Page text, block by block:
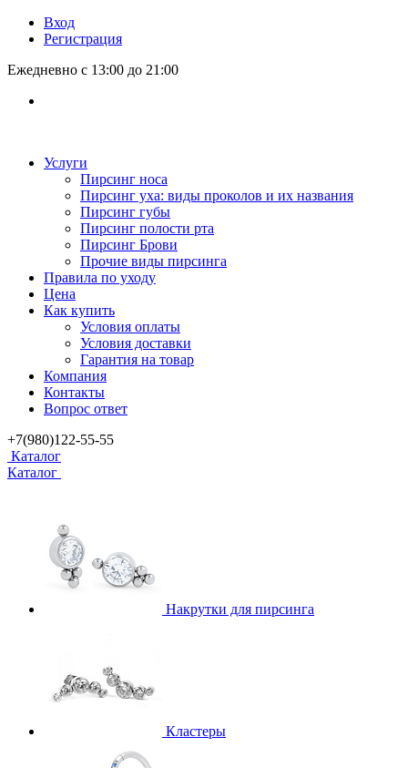
Вход
Регистрация
Ежедневно с 13:00 до 21:00
Услуги
Пирсинг носа
Пирсинг уха: виды проколов и их названия
Пирсинг губы
Пирсинг полости рта
Пирсинг Брови
Прочие виды пирсинга
Правила по уходу
Цена
Как купить
Условия оплаты
Условия доставки
Гарантия на товар
Компания
Контакты
Вопрос ответ
+7(980)122-55-55
Каталог
Каталог
Накрутки для пирсинга
Кластеры